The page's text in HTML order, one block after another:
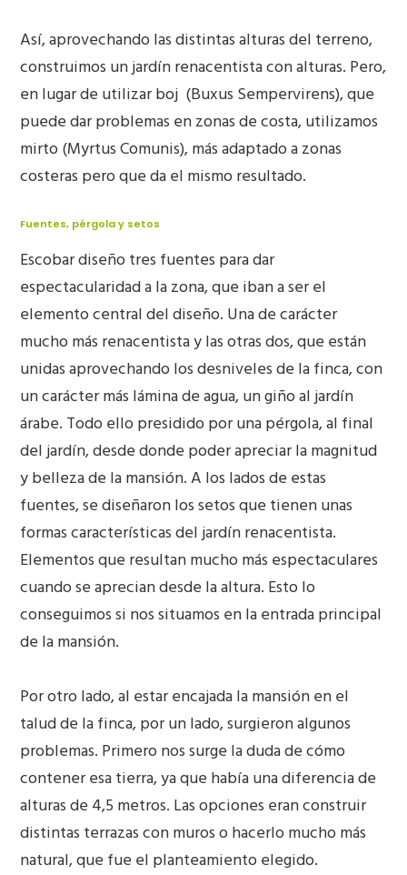
Así, aprovechando las distintas alturas del terreno,
construimos un jardín renacentista con alturas. Pero,
en lugar de utilizar boj (Buxus Sempervirens), que
puede dar problemas en zonas de costa, utilizamos
mirto (Myrtus Comunis), más adaptado a zonas
costeras pero que da el mismo resultado.
Fuentes, pérgola y setos
Escobar diseño tres fuentes para dar
espectacularidad a la zona, que iban a ser el
elemento central del diseño. Una de carácter
mucho más renacentista y las otras dos, que están
unidas aprovechando los desniveles de la finca, con
un carácter más lámina de agua, un giño al jardín
árabe. Todo ello presidido por una pérgola, al final
del jardín, desde donde poder apreciar la magnitud
y belleza de la mansión. A los lados de estas
fuentes, se diseñaron los setos que tienen unas
formas características del jardín renacentista.
Elementos que resultan mucho más espectaculares
cuando se aprecian desde la altura. Esto lo
conseguimos si nos situamos en la entrada principal
de la mansión.
Por otro lado, al estar encajada la mansión en el
talud de la finca, por un lado, surgieron algunos
problemas. Primero nos surge la duda de cómo
contener esa tierra, ya que había una diferencia de
alturas de 4,5 metros. Las opciones eran construir
distintas terrazas con muros o hacerlo mucho más
natural, que fue el planteamiento elegido.